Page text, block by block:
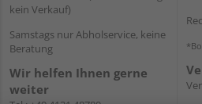
kein Verkauf)
Samstags nur Abholservice, keine
Beratung
Wir helfen Ihnen gerne
weiter